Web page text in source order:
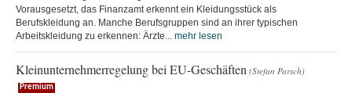
Vorausgesetzt, das Finanzamt erkennt ein Kleidungsstück als
Berufskleidung an. Manche Berufsgruppen sind an ihrer typischen
Arbeitskleidung zu erkennen: Ärzte... mehr lesen
Kleinunternehmerregelung bei EU-Geschäften (Stefan Parsch)
Premium